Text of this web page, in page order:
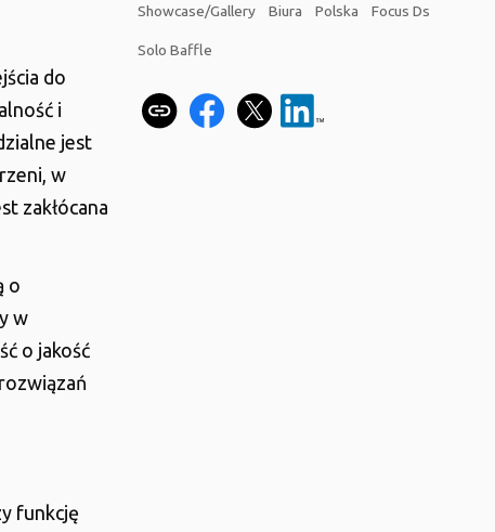
do
i
jest
w
zakłócana
o
w
o jakość
funkcję
Showcase/Gallery Biura Polska Focus Ds
Solo Baffle